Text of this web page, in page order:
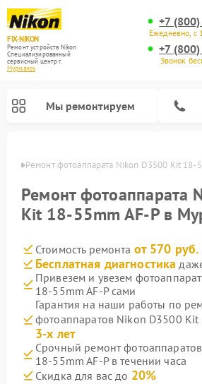
FIX-NIKON
Ремонт устройств Nikon
Специализированный
cервисный центр г.
Мурманск
+7
Ежедневно,
+7
Звонок
Мы ремонтируем
Ремонт фотоаппарата Nikon D3500 Kit 18-
Ремонт фотоаппарата
Kit 18-55mm AF-P в
Стоимость ремонта от 570 руб.
Бесплатная диагностика
Привезем и увезем
18-55mm AF-P сами
Гарантия на наши работы по
фотоаппаратов Nikon D3500
3-х лет
Срочный ремонт
18-55mm AF-P в течении часа
Скидка для вас до 20%